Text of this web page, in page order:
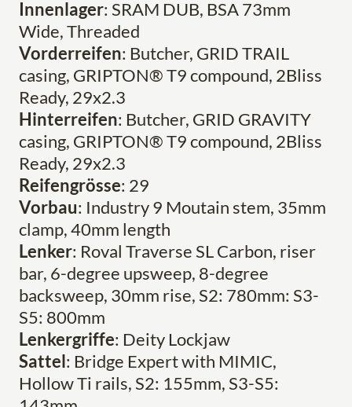
Innenlager: SRAM DUB, BSA 73mm
Wide, Threaded
Vorderreifen: Butcher, GRID TRAIL
casing, GRIPTON® T9 compound, 2Bliss
Ready, 29x2.3
Hinterreifen: Butcher, GRID GRAVITY
casing, GRIPTON® T9 compound, 2Bliss
Ready, 29x2.3
Reifengrösse: 29
Vorbau: Industry 9 Moutain stem, 35mm
clamp, 40mm length
Lenker: Roval Traverse SL Carbon, riser
bar, 6-degree upsweep, 8-degree
backsweep, 30mm rise, S2: 780mm: S3-
S5: 800mm
Lenkergriffe: Deity Lockjaw
Sattel: Bridge Expert with MIMIC,
Hollow Ti rails, S2: 155mm, S3-S5: